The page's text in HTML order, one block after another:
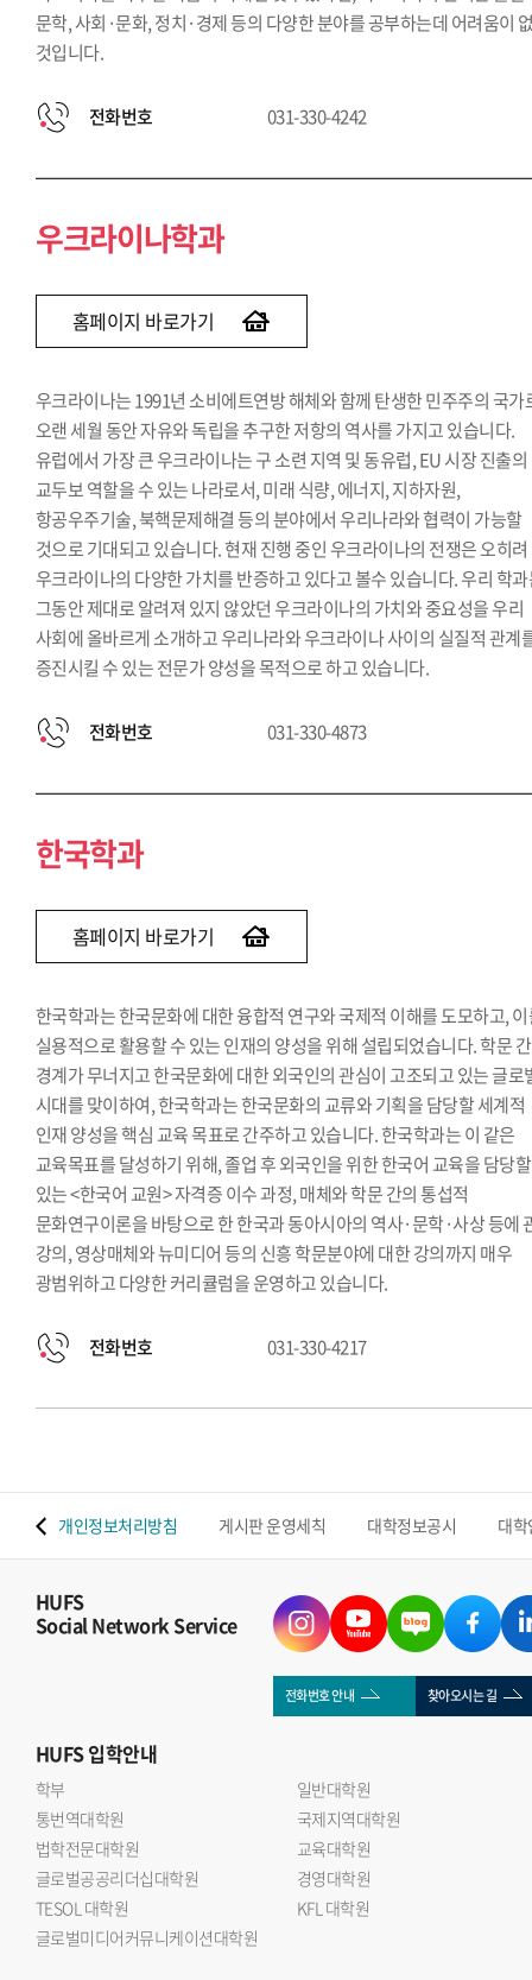
문학, 사회·문화, 정치·경제 등의 다양한 분야를 공부하는데 어려움이
것입니다.
전화번호 031-330-4242
우크라이나학과
홈페이지 바로가기
우크라이나는 1991년 소비에트연방 해체와 함께 탄생한 민주주의 국가
오랜 세월 동안 자유와 독립을 추구한 저항의 역사를 가지고 있습니다.
유럽에서 가장 큰 우크라이나는 구 소련 지역 및 동유럽, EU 시장 진출의
교두보 역할을 수 있는 나라로서, 미래 식량, 에너지, 지하자원,
항공우주기술, 북핵문제해결 등의 분야에서 우리나라와 협력이 가능할
것으로 기대되고 있습니다. 현재 진행 중인 우크라이나의 전쟁은 오히려
우크라이나의 다양한 가치를 반증하고 있다고 볼수 있습니다. 우리 학
그동안 제대로 알려져 있지 않았던 우크라이나의 가치와 중요성을 우리
사회에 올바르게 소개하고 우리나라와 우크라이나 사이의 실질적 관계
증진시킬 수 있는 전문가 양성을 목적으로 하고 있습니다.
전화번호 031-330-4873
한국학과
홈페이지 바로가기
한국학과는 한국문화에 대한 융합적 연구와 국제적 이해를 도모하고,
실용적으로 활용할 수 있는 인재의 양성을 위해 설립되었습니다. 학문 간
경계가 무너지고 한국문화에 대한 외국인의 관심이 고조되고 있는 글로
시대를 맞이하여, 한국학과는 한국문화의 교류와 기획을 담당할 세계적
인재 양성을 핵심 교육 목표로 간주하고 있습니다. 한국학과는 이 같은
교육목표를 달성하기 위해, 졸업 후 외국인을 위한 한국어 교육을 담당
있는 <한국어 교원> 자격증 이수 과정, 매체와 학문 간의 통섭적
문화연구이론을 바탕으로 한 한국과 동아시아의 역사·문학·사상 등에
강의, 영상매체와 뉴미디어 등의 신흥 학문분야에 대한 강의까지 매우
광범위하고 다양한 커리큘럼을 운영하고 있습니다.
전화번호 031-330-4217
개인정보처리방침 게시판 운영세칙 대학정보공시 대
HUFS
Social Network Service
전화번호 안내 찾아오시는 길
HUFS입학안내
학부
일반대학원
통번역대학원
국제지역대학원
법학전문대학원
교육대학원
글로벌공공리더십대학원
경영대학원
TESOL 대학원
KFL 대학원
글로벌미디어커뮤니케이션대학원